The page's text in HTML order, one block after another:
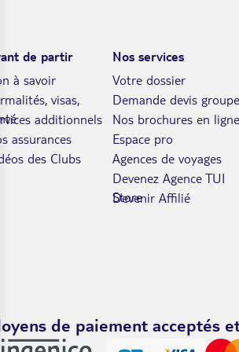
de partir
à savoir
visas,
additionnels
assurances
des Clubs
Nos services
Votre dossier
Demande devis groupe
Nos brochures en ligne
Espace pro
Agences de voyages
Devenez Agence TUI
Store
Devenir Affilié
de paiement acceptés